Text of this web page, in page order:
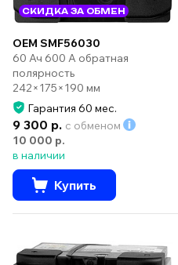
СКИДКА ЗА ОБМЕН
OEM SMF56030
60 Ач 600 А обратная
полярность
242×175×190 мм
Гарантия 60 мес.
9 300 р. с обменом
10 000 р.
в наличии
Купить